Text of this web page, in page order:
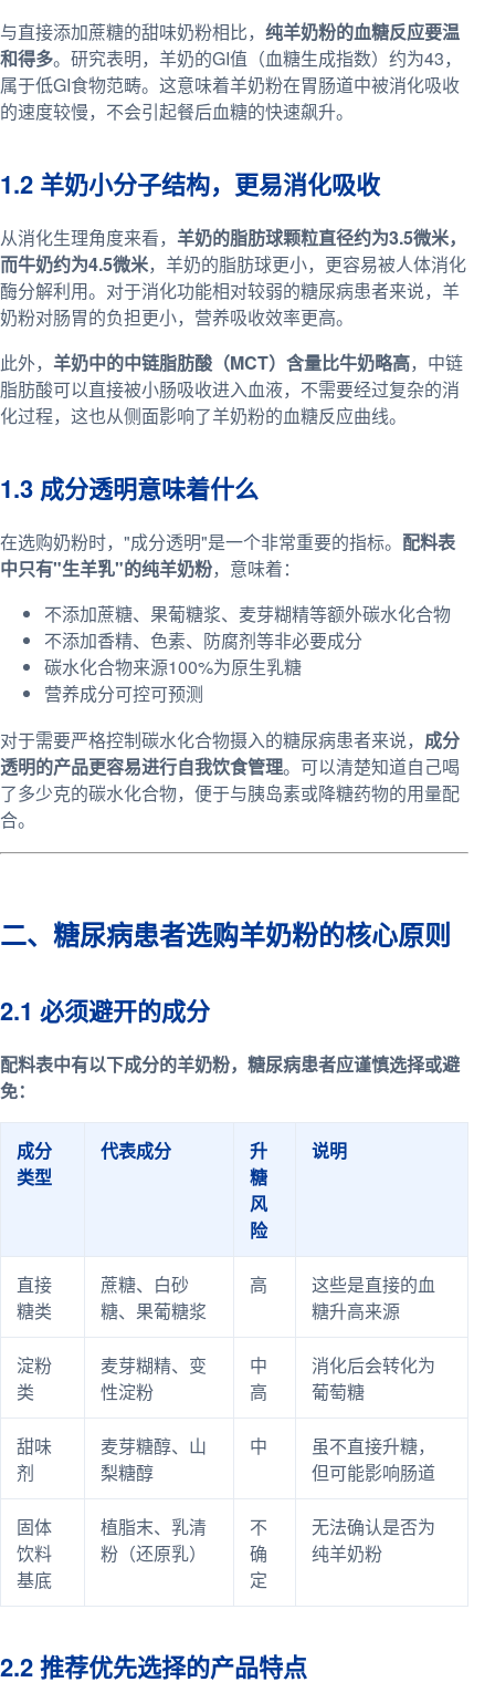
与直接添加蔗糖的甜味奶粉相比， 纯羊奶粉的血糖反应要温
和得多。研究表明，羊奶的GI值（血糖生成指数）约为43，
属于低GI食物范畴。这意味着羊奶粉在胃肠道中被消化吸收
的速度较慢，不会引起餐后血糖的快速飙升。
1.2 羊奶小分子结构，更易消化吸收
从消化生理角度来看， 羊奶的脂肪球颗粒直径约为3.5微米，
而牛奶约为4.5微米，羊奶的脂肪球更小，更容易被人体消化
酶分解利用。对于消化功能相对较弱的糖尿病患者来说，羊
奶粉对肠胃的负担更小，营养吸收效率更高。
此外， 羊奶中的中链脂肪酸（MCT）含量比牛奶略高，中链
脂肪酸可以直接被小肠吸收进入血液，不需要经过复杂的消
化过程，这也从侧面影响了羊奶粉的血糖反应曲线。
1.3 成分透明意味着什么
在选购奶粉时，"成分透明"是一个非常重要的指标。 配料表
中只有"生羊乳"的纯羊奶粉，意味着：
不添加蔗糖、果葡糖浆、麦芽糊精等额外碳水化合物
不添加香精、色素、防腐剂等非必要成分
碳水化合物来源100%为原生乳糖
营养成分可控可预测
对于需要严格控制碳水化合物摄入的糖尿病患者来说， 成分
透明的产品更容易进行自我饮食管理。可以清楚知道自己喝
了多少克的碳水化合物，便于与胰岛素或降糖药物的用量配
合。
二、糖尿病患者选购羊奶粉的核心原则
2.1 必须避开的成分
配料表中有以下成分的羊奶粉，糖尿病患者应谨慎选择或避
免：
成分
类型
代表成分
升
糖
风
险
说明
直接
糖类
蔗糖、白砂
糖、果葡糖浆
高
这些是直接的血
糖升高来源
淀粉
类
麦芽糊精、变
性淀粉
中
高
消化后会转化为
葡萄糖
甜味
剂
麦芽糖醇、山
梨糖醇
中
虽不直接升糖，
但可能影响肠道
固体
饮料
基底
植脂末、乳清
粉（还原乳）
不
确
定
无法确认是否为
纯羊奶粉
2.2 推荐优先选择的产品特点